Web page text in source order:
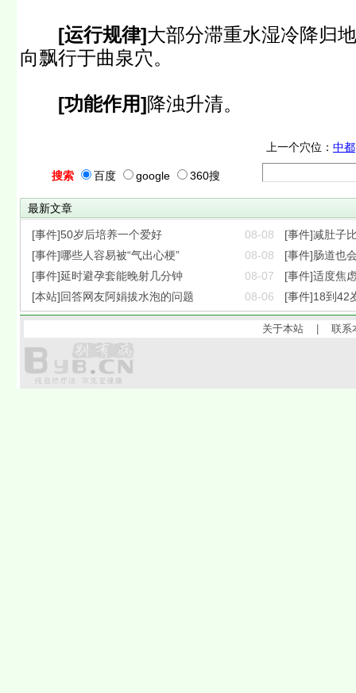
[运行规律]大部分滞重水湿冷降归
向飘行于曲泉穴。
[功能作用]降浊升清。
上一个穴位： 中都
搜索 百度 google 360搜
最新文章
[事件]50岁后培养一个爱好 08-08
[事件]减肚子
[事件]哪些人容易被“气出心梗”
08-08
[事件]肠道也
[事件]延时避孕套能晚射几分钟
08-07
[事件]适度焦
[本站]回答网友阿娟拔水泡的问题
08-06 [事件]18到42
关于本站 |联系